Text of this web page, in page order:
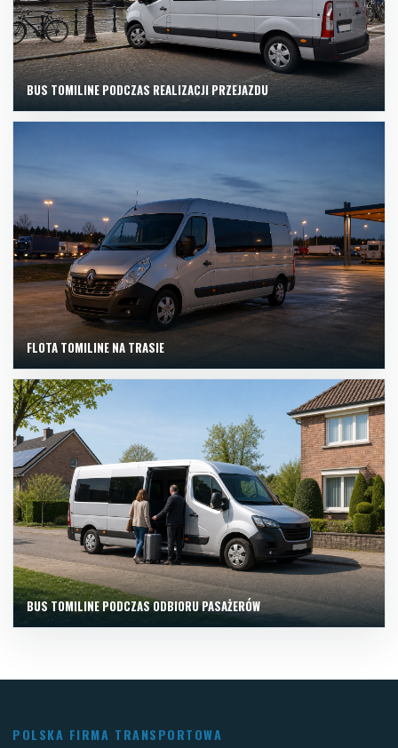
BUS TOMILINE PODCZAS REALIZACJI PRZEJAZDU
FLOTA TOMILINE NA TRASIE
BUS TOMILINE PODCZAS ODBIORU PASAŻERÓW
POLSKA FIRMA TRANSPORTOWA